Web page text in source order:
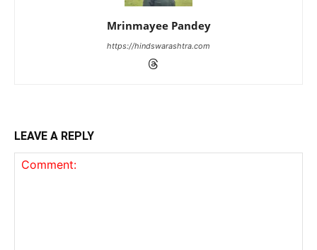
Mrinmayee Pandey
https://hindswarashtra.com
LEAVE A REPLY